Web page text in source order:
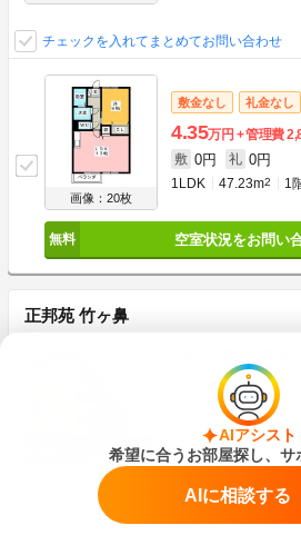
チェックを入れてまとめてお問い合わせ
画像：20枚
敷金なし 礼金なし
4.35万円 管理費
敷 0円 礼 0円
1LDK 47.23m2 1
空室状況をお問い
正邦苑 竹ヶ鼻
賃貸マンション
ＪＲ参宮線 五十鈴ケ
近鉄山田鳥羽志摩線
三重県伊勢市竹ケ鼻町
築24年
鉄筋(SRC)
AIアシスト
希望に合うお部屋探し、サ
AIに相談する